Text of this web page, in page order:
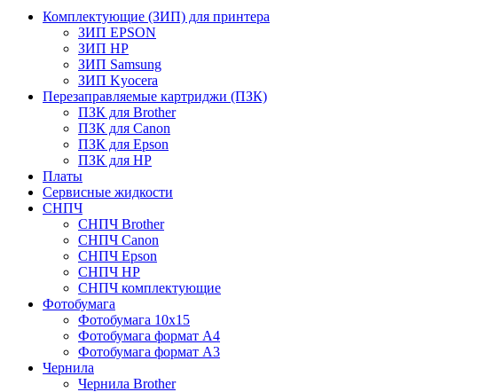
Комплектующие (ЗИП) для принтера
ЗИП EPSON
ЗИП HP
ЗИП Samsung
ЗИП Kyocera
Перезаправляемые картриджи (ПЗК)
ПЗК для Brother
ПЗК для Canon
ПЗК для Epson
ПЗК для HP
Платы
Сервисные жидкости
СНПЧ
СНПЧ Brother
СНПЧ Canon
СНПЧ Epson
СНПЧ HP
СНПЧ комплектующие
Фотобумага
Фотобумага 10х15
Фотобумага формат А4
Фотобумага формат А3
Чернила
Чернила Brother